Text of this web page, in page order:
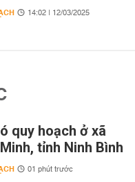
14:02 | 12/03/2025
quy hoạch ở xã
tỉnh Ninh Bình
01 phút trước